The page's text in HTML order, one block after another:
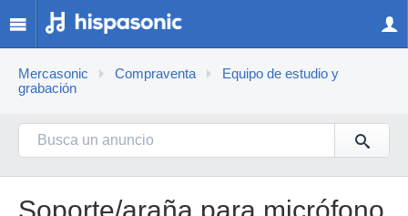
Mercasonic Compraventa
Equipo de estudio y
grabación